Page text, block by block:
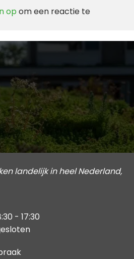
op om een reactie te
landelijk in heel Nederland,
- 17:30